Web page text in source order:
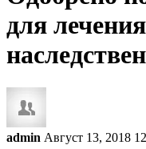
для
admin Август 13, 2018